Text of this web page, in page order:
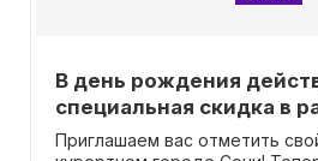
В день рождения
специальная скидка в
Приглашаем вас отметить